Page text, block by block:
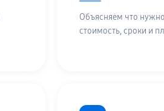
Объясняем что
стоимость, сроки и